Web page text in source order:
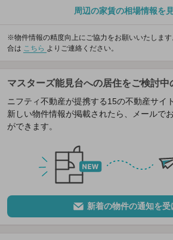
周辺の家賃の相場情報を
※物件情報の精度向上にご協力をお願いいたしま
合は こちら よりご連絡ください。
マスターズ能見台への居住をご検討中
ニフティ不動産が提携する15の不動産サイ
新しい物件情報が掲載されたら、メールで
ができます。
新着の物件の通知を受